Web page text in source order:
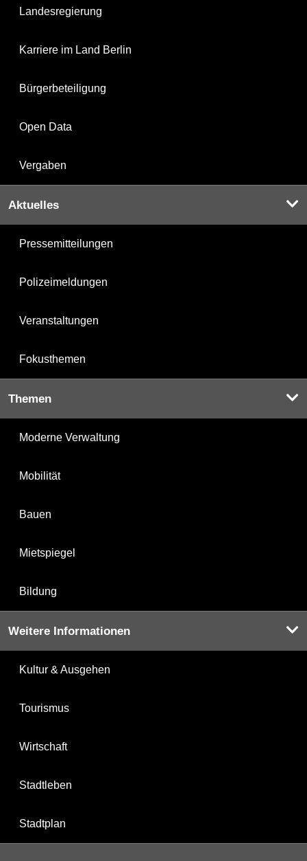
Landesregierung
Karriere im Land Berlin
Bürgerbeteiligung
Open Data
Vergaben
Aktuelles
Pressemitteilungen
Polizeimeldungen
Veranstaltungen
Fokusthemen
Themen
Moderne Verwaltung
Mobilität
Bauen
Mietspiegel
Bildung
Weitere Informationen
Kultur & Ausgehen
Tourismus
Wirtschaft
Stadtleben
Stadtplan